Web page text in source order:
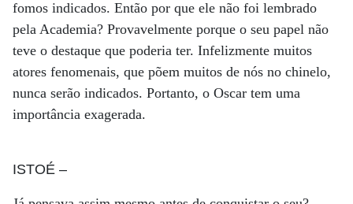
fomos indicados. Então por que ele não foi lembrado
pela Academia? Provavelmente porque o seu papel não
teve o destaque que poderia ter. Infelizmente muitos
atores fenomenais, que põem muitos de nós no chinelo,
nunca serão indicados. Portanto, o Oscar tem uma
importância exagerada.
ISTOÉ –